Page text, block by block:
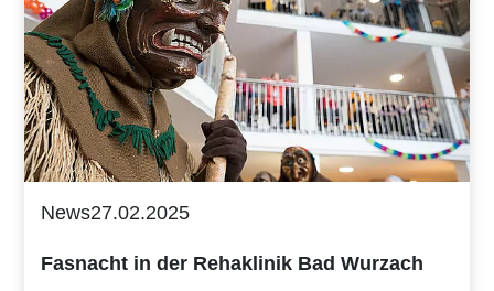
News27.02.2025
Fasnacht in der Rehaklinik Bad Wurzach